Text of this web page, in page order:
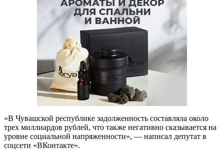
«В Чувашской республике задолженность составляла около
трех миллиардов рублей, что также негативно сказывается на
уровне социальной напряженности», — написал депутат в
соцсети «ВКонтакте».